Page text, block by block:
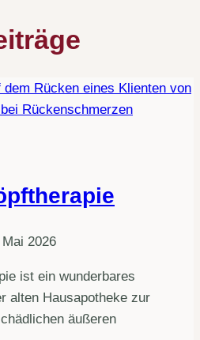
2026
ist ein wunderbares
alten Hausapotheke zur
äußeren